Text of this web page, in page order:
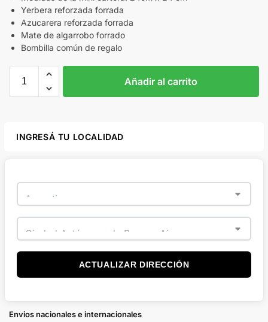
Yerbera reforzada forrada
Azucarera reforzada forrada
Mate de algarrobo forrado
Bombilla común de regalo
Añadir al carrito
INGRESÁ TU LOCALIDAD
ACTUALIZAR DIRECCIÓN
Envios nacionales e internacionales